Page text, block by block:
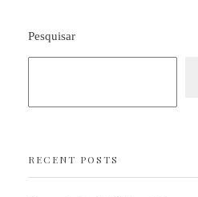
Pesquisar
RECENT POSTS